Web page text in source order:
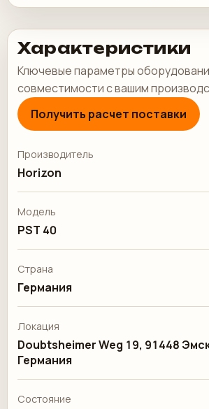
Характеристики
Ключевые параметры
совместимости с вашим
Получить расчет поставки
Производитель
Horizon
Модель
PST 40
Страна
Германия
Локация
Doubtsheimer Weg 19, 91448
Германия
Состояние